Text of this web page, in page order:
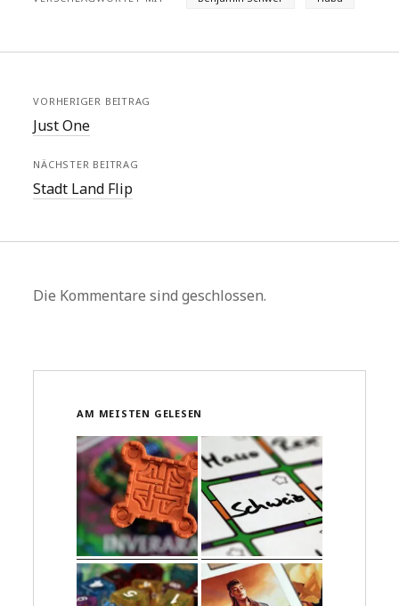
VORHERIGER BEITRAG
Just One
NÄCHSTER BEITRAG
Stadt Land Flip
Die Kommentare sind geschlossen.
AM MEISTEN GELESEN